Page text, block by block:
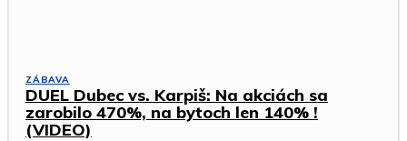
ZÁBAVA
DUEL Dubec vs. Karpiš: Na akciách sa
zarobilo 470%, na bytoch len 140% !
(VIDEO)